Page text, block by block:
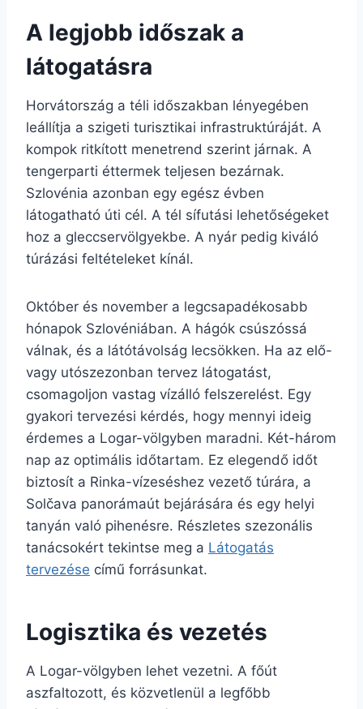
A legjobb időszak a
látogatásra
Horvátország a téli időszakban lényegében
leállítja a szigeti turisztikai infrastruktúráját. A
kompok ritkított menetrend szerint járnak. A
tengerparti éttermek teljesen bezárnak.
Szlovénia azonban egy egész évben
látogatható úti cél. A tél sífutási lehetőségeket
hoz a gleccservölgyekbe. A nyár pedig kiváló
túrázási feltételeket kínál.
Október és november a legcsapadékosabb
hónapok Szlovéniában. A hágók csúszóssá
válnak, és a látótávolság lecsökken. Ha az elő-
vagy utószezonban tervez látogatást,
csomagoljon vastag vízálló felszerelést. Egy
gyakori tervezési kérdés, hogy mennyi ideig
érdemes a Logar-völgyben maradni. Két-három
nap az optimális időtartam. Ez elegendő időt
biztosít a Rinka-vízeséshez vezető túrára, a
Solčava panorámaút bejárására és egy helyi
tanyán való pihenésre. Részletes szezonális
tanácsokért tekintse meg a Látogatás
tervezése című forrásunkat.
Logisztika és vezetés
A Logar-völgyben lehet vezetni. A főút
aszfaltozott, és közvetlenül a legfőbb